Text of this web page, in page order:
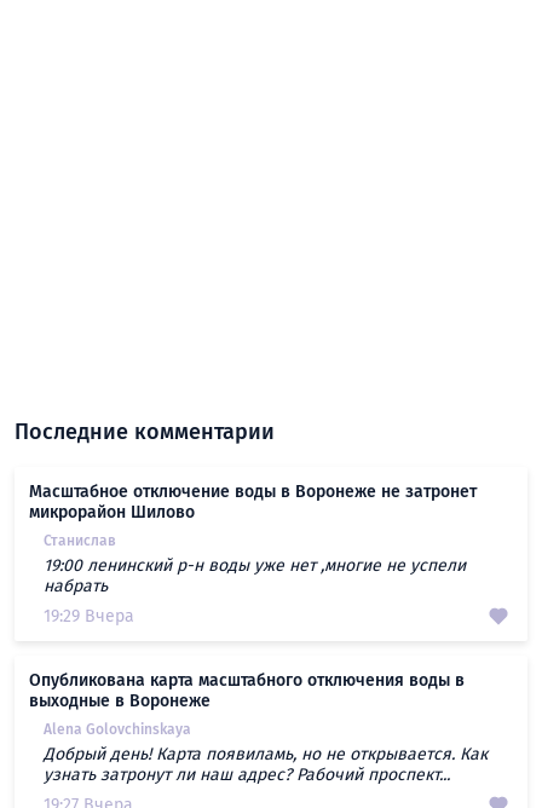
Последние комментарии
Масштабное отключение воды в Воронеже не затронет
микрорайон Шилово
Станислав
19:00 ленинский р-н воды уже нет ,многие не успели
набрать
19:29 Вчера
Опубликована карта масштабного отключения воды в
выходные в Воронеже
Alena Golovchinskaya
Добрый день! Карта появиламь, но не открывается. Как
узнать затронут ли наш адрес? Рабочий проспект...